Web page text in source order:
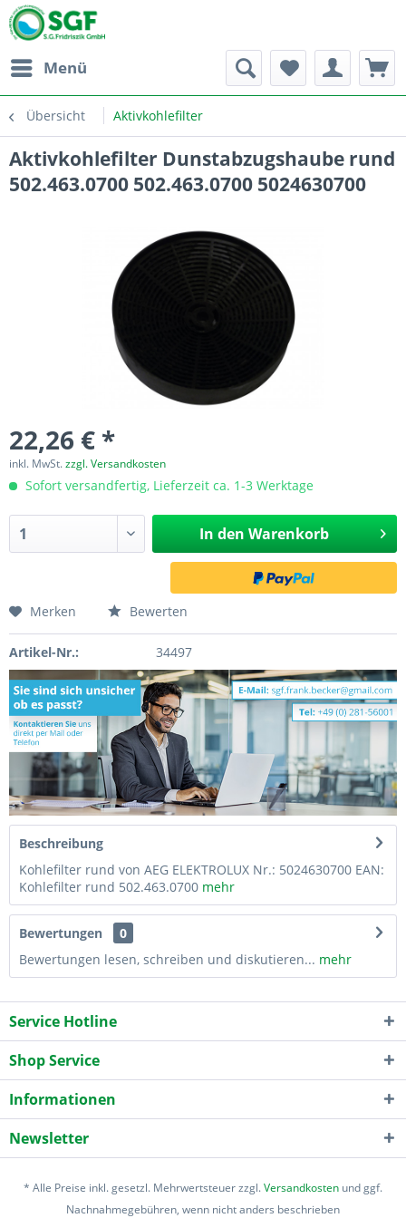
Menü
Übersicht Aktivkohlefilter
Aktivkohlefilter Dunstabzugshaube rund
502.463.0700 502.463.0700 5024630700
22,26 € *
inkl. MwSt.zzgl. Versandkosten
Sofort versandfertig, Lieferzeit ca. 1-3 Werktage
In den Warenkorb
Merken Bewerten
Artikel-Nr.: 34497
Beschreibung
Kohlefilter rund von AEG ELEKTROLUX Nr.: 5024630700 EAN:
Kohlefilter rund 502.463.0700 mehr
Bewertungen
0
Bewertungen lesen, schreiben und diskutieren... mehr
Service Hotline
Shop Service
Informationen
Newsletter
* Alle Preise inkl. gesetzl. Mehrwertsteuer zzgl.Versandkosten und ggf.
Nachnahmegebühren, wenn nicht anders beschrieben